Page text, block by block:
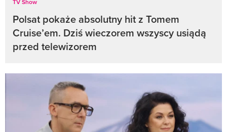
Polsat pokaże absolutny hit z Tomem
Cruise’em. Dziś wieczorem wszyscy usiądą
przed telewizorem